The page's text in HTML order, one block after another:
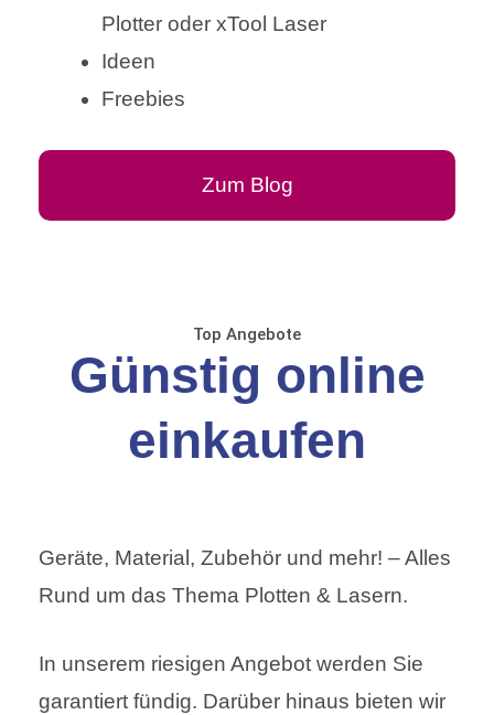
Plotter oder xTool Laser
Ideen
Freebies
Zum Blog
Top Angebote
Günstig online
einkaufen
Geräte, Material, Zubehör und mehr! – Alles
Rund um das Thema Plotten & Lasern.
In unserem riesigen Angebot werden Sie
garantiert fündig. Darüber hinaus bieten wir